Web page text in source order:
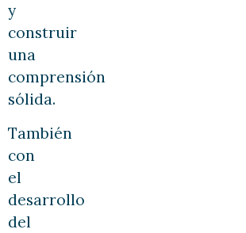
y
construir
una
comprensión
sólida.
También
con
el
desarrollo
del